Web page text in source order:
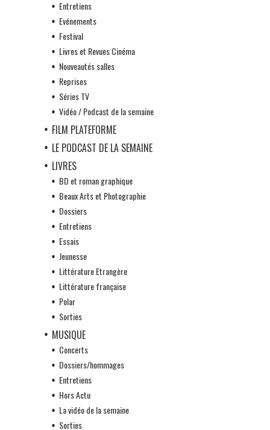
Entretiens
Evénements
Festival
Livres et Revues Cinéma
Nouveautés salles
Reprises
Séries TV
Vidéo / Podcast de la semaine
FILM PLATEFORME
LE PODCAST DE LA SEMAINE
LIVRES
BD et roman graphique
Beaux Arts et Photographie
Dossiers
Entretiens
Essais
Jeunesse
Littérature Etrangère
Littérature française
Polar
Sorties
MUSIQUE
Concerts
Dossiers/hommages
Entretiens
Hors Actu
La vidéo de la semaine
Sorties